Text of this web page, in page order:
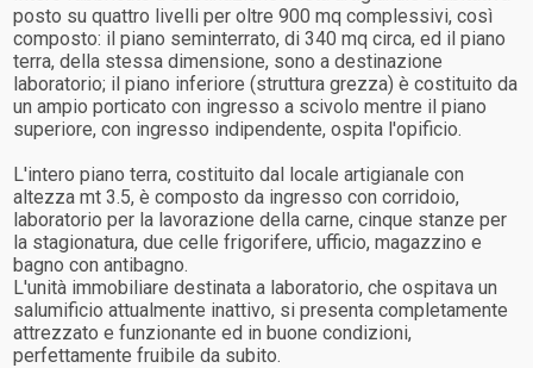
posto su quattro livelli per oltre 900 mq complessivi, così
composto: il piano seminterrato, di 340 mq circa, ed il piano
terra, della stessa dimensione, sono a destinazione
laboratorio; il piano inferiore (struttura grezza) è costituito da
un ampio porticato con ingresso a scivolo mentre il piano
superiore, con ingresso indipendente, ospita l'opificio.
L'intero piano terra, costituito dal locale artigianale con
altezza mt 3.5, è composto da ingresso con corridoio,
laboratorio per la lavorazione della carne, cinque stanze per
la stagionatura, due celle frigorifere, ufficio, magazzino e
bagno con antibagno.
L'unità immobiliare destinata a laboratorio, che ospitava un
salumificio attualmente inattivo, si presenta completamente
attrezzato e funzionante ed in buone condizioni,
perfettamente fruibile da subito.